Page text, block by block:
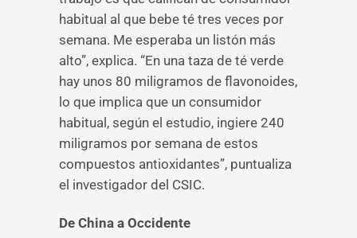
habitual al que bebe té tres veces por
semana. Me esperaba un listón más
alto”, explica. “En una taza de té verde
hay unos 80 miligramos de flavonoides,
lo que implica que un consumidor
habitual, según el estudio, ingiere 240
miligramos por semana de estos
compuestos antioxidantes”, puntualiza
el investigador del CSIC.
De China a Occidente